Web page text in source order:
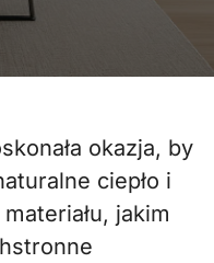
ciepło i
jakim